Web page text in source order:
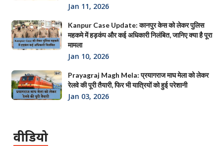
Jan 11, 2026
Kanpur Case Update: कानपुर केस को लेकर पुलिस
महकमे में हड़कंप और कई अधिकारी निलंबित, जानिए क्या है पूरा
मामला
Jan 10, 2026
Prayagraj Magh Mela: प्रयागराज माघ मेला को लेकर
रेलवे की पूरी तैयारी, फिर भी यात्रियों को हुई परेशानी
Jan 03, 2026
वीडियो